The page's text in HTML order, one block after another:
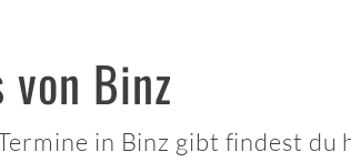
Binz
in Binz gibt findest du